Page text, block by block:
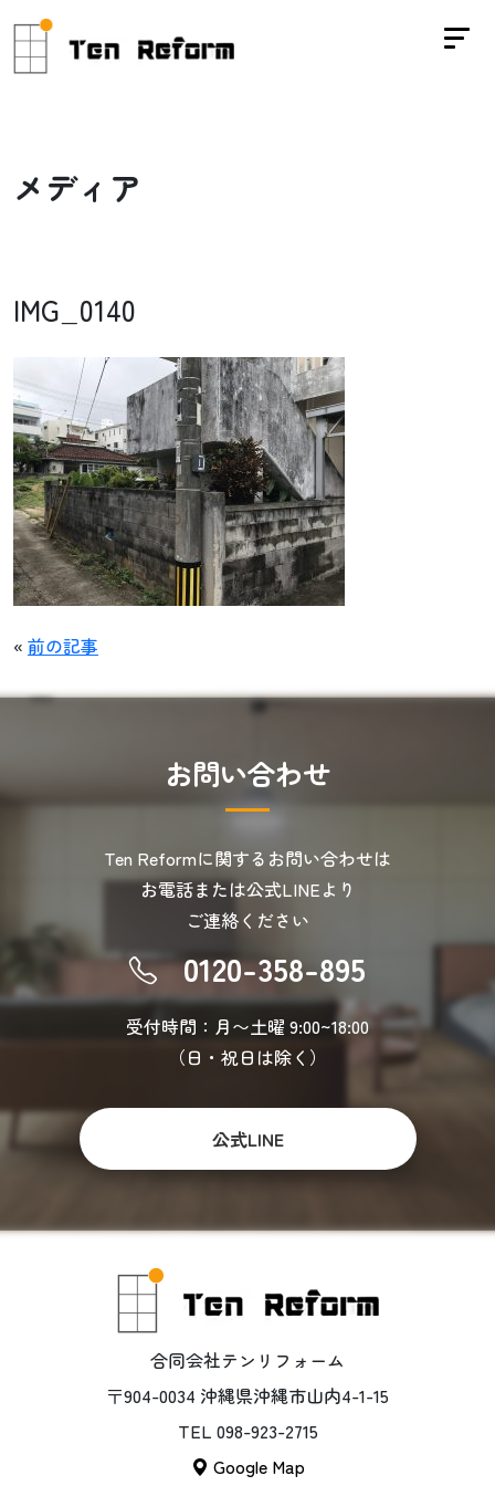
メ ディ ア
IMG_0140
« 前の記事
お問い合わせ
Ten Reformに関するお問い合わせは
お電話または公式LINEより
ご連絡ください
0120-358-895
受付時間：月〜土曜 9:00~18:00
（日・祝日は除く）
公式LINE
合同会社テンリフォーム
〒904-0034 沖縄県沖縄市山内4-1-15
TEL 098-923-2715
Google Map